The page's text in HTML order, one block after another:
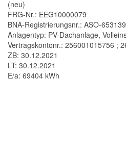
(neu)
FRG-Nr.: EEG10000079
BNA-Registrierungsnr.: ASO-
Anlagentyp: PV-Dachanlage,
Vertragskontonr.: 256001015756 ;
ZB: 30.12.2021
LT: 30.12.2021
E/a: 69404 kWh